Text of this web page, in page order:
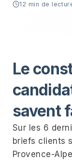
12 min de
Le
savent
Sur les 6
briefs clients
Provence-